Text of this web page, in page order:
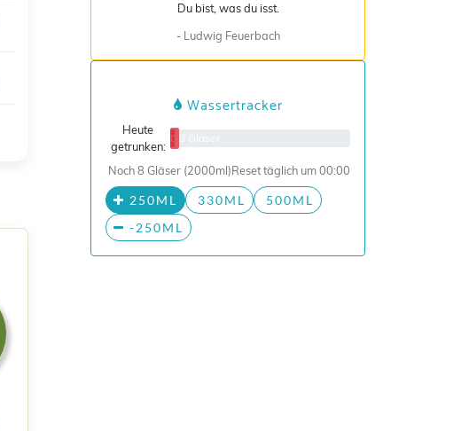
Du bist, was du isst.
- Ludwig Feuerbach
Wassertracker
Heute
getrunken:
0/8 Gläser
Noch 8 Gläser (2000ml)Reset täglich um 00:00
250ML 330ML
500ML
-250ML